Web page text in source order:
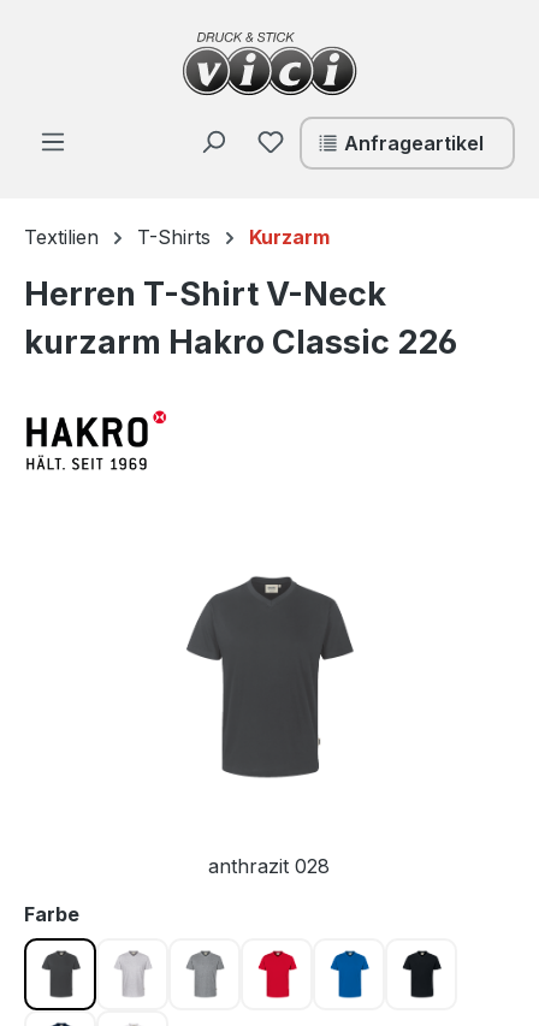
Zum Hauptinhalt springen
Du hast 0 Produkte auf
Anfrageartikel
Textilien T-Shirts Kurzarm
Herren T-Shirt V-Neck
kurzarm Hakro Classic 226
anthrazit 028
Farbeauswählen
anthrazit 028ash meliert 024grau meliert 015
rot 002 royalblau 010schwarz 005